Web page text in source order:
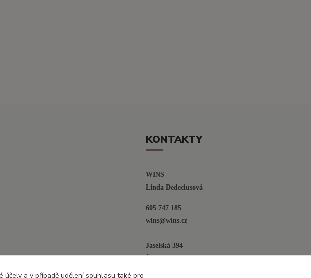
KONTAKTY
WINS
Linda Dedeciusová
605 747 185
wins@wins.cz
Jaselská 394
Šenov u N. Jičína
účely a v případě udělení souhlasu také pro